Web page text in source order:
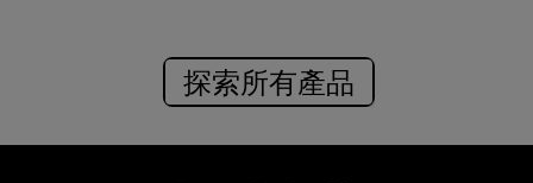
探索所有產品